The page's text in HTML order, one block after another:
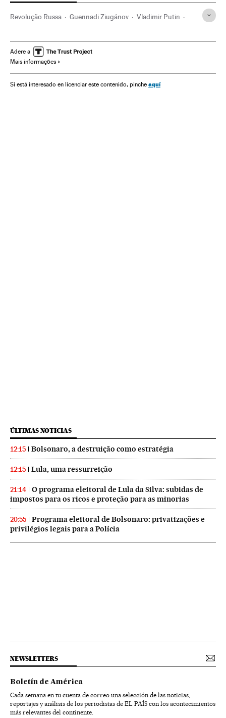
Revolução Russa Guennadi Ziugánov Vladimir Putin
História Eventos Sociedade
100 años de la Revolución Rusa
Adere a
Mais informações
Si está interesado en licenciar este contenido, pinche aquí
ÚLTIMAS NOTICIAS
12:15 Bolsonaro, a destruição como estratégia
12:15 Lula, uma ressurreição
21:14
O programa eleitoral de Lula da Silva: subidas de
impostos para os ricos e proteção para as minorias
20:55
Programa eleitoral de Bolsonaro: privatizações e
privilégios legais para a Polícia
NEWSLETTERS
Boletín de América
Cada semana en tu cuenta de correo una selección de las noticias,
reportajes y análisis de los periodistas de EL PAÍS con los acontecimientos
más relevantes del continente.